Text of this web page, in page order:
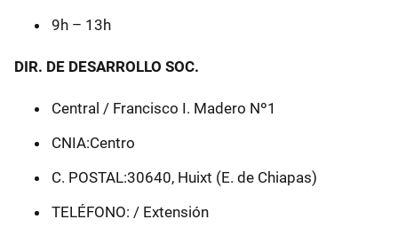
9h – 13h
DIR. DE DESARROLLO SOC.
Central / Francisco I. Madero Nº1
CNIA:Centro
C. POSTAL:30640, Huixt (E. de Chiapas)
TELÉFONO: / Extensión